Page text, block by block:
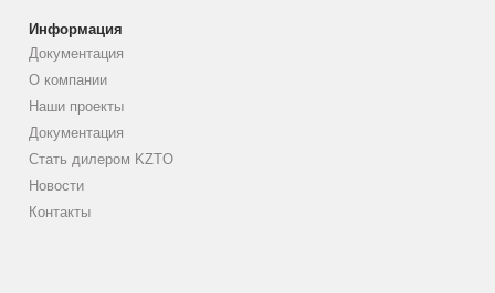
Информация
Документация
О компании
Наши проекты
Документация
Стать дилером KZTO
Новости
Контакты